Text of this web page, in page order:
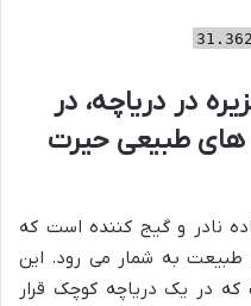
در دریاچه، در
های طبیعی حیرت
نادر و گیج کننده است که
طبیعت به شمار می رود. این
در یک دریاچه کوچک قرار